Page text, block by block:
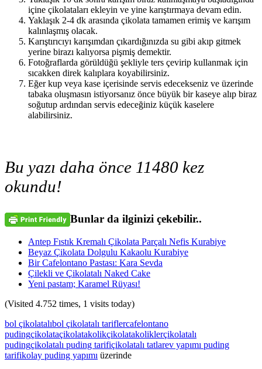
içine çikolataları ekleyin ve yine karıştırmaya devam edin.
Yaklaşık 2-4 dk arasında çikolata tamamen erimiş ve karışım
kalınlaşmış olacak.
Karıştırıcıyı karışımdan çıkardığınızda su gibi akıp gitmek
yerine birazı kalıyorsa pişmiş demektir.
Fotoğraflarda görüldüğü şekliyle ters çevirip kullanmak için
sıcakken direk kalıplara koyabilirsiniz.
Eğer kup veya kase içerisinde servis edecekseniz ve üzerinde
tabaka oluşmasın istiyorsanız önce büyük bir kaseye alıp biraz
soğutup ardından servis edeceğiniz küçük kaselere
alabilirsiniz.
Bu yazı daha önce 11480 kez
okundu!
Bunlar da ilginizi çekebilir..
Antep Fıstık Kremalı Çikolata Parçalı Nefis Kurabiye
Beyaz Çikolata Dolgulu Kakaolu Kurabiye
Bir Cafelontano Pastası: Kara Sevda
Çilekli ve Çikolatalı Naked Cake
Yeni pastam; Karamel Rüyası!
(Visited 4.752 times, 1 visits today)
bol çikolatalıbol çikolatalı tariflercafelontano
pudingçikolataçikolatakolikçikolatakoliklerçikolatalı
pudingçikolatalı puding tarifiçikolatalı tatlarev yapımı puding
tarifikolay puding yapımı üzerinde